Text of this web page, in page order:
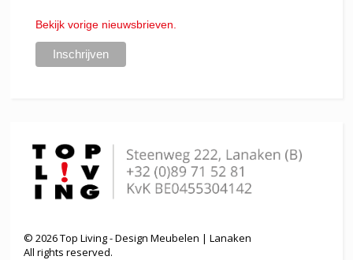
Bekijk vorige nieuwsbrieven.
©2026Top Living - Design Meubelen | Lanaken
All rights reserved.